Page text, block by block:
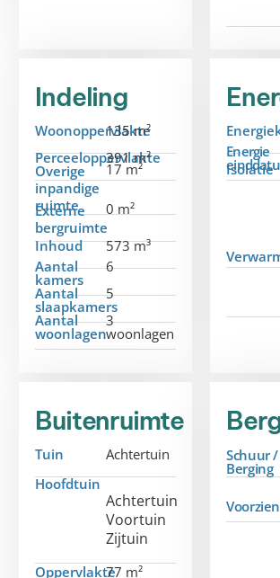
Indeling
Woonoppervlakte
135 m²
Perceeloppervlakte
391 m²
Overige
inpandige
ruimte
17 m²
Externe
bergruimte
0 m²
Inhoud
573 m³
Aantal
kamers
6
Aantal
slaapkamers
5
Aantal
woonlagen
3
woonlagen
Energie
Isolatie
Buitenruimte
Tuin
Achtertuin
Hoofdtuin
Achtertuin
Voortuin
Zijtuin
Oppervlakte77 m²
Schuur /
Berging